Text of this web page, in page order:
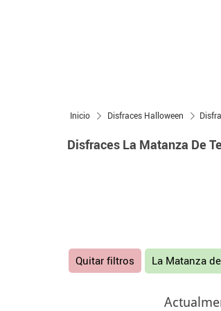
Inicio Disfraces Halloween
Disfraces La Matanza De
Quitar filtros La Matanza